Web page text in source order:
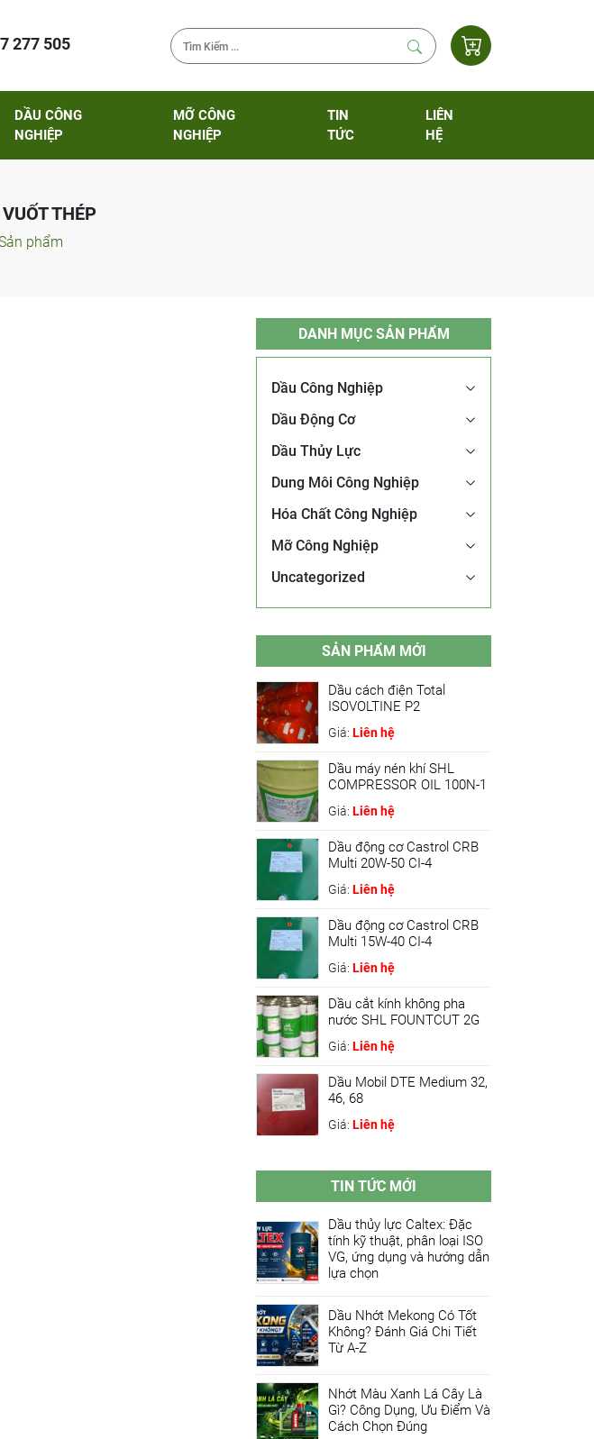
277 505
DẦU CÔNG
NGHIỆP
MỠ CÔNG
NGHIỆP
TIN
TỨC
LIÊN
HỆ
THÉP
phẩm
DANH MỤC SẢN PHẨM
Dầu Công Nghiệp
Dầu Động Cơ
Dầu Thủy Lực
Dung Môi Công Nghiệp
Hóa Chất Công Nghiệp
Mỡ Công Nghiệp
Uncategorized
SẢN PHẨM MỚI
Dầu cách điện Total
ISOVOLTINE P2
Giá: Liên hệ
Dầu máy nén khí SHL
COMPRESSOR OIL 100N-1
Giá: Liên hệ
Dầu động cơ Castrol CRB
Multi 20W-50 CI-4
Giá: Liên hệ
Dầu động cơ Castrol CRB
Multi 15W-40 CI-4
Giá: Liên hệ
Dầu cắt kính không pha
nước SHL FOUNTCUT 2G
Giá: Liên hệ
Dầu Mobil DTE Medium 32,
46, 68
Giá: Liên hệ
TIN TỨC MỚI
Dầu thủy lực Caltex: Đặc
tính kỹ thuật, phân loại ISO
VG, ứng dụng và hướng dẫn
lựa chọn
Dầu Nhớt Mekong Có Tốt
Không? Đánh Giá Chi Tiết
Từ A-Z
Nhớt Màu Xanh Lá Cây Là
Gì? Công Dụng, Ưu Điểm Và
Cách Chọn Đúng